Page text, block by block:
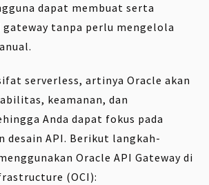
dapat membuat serta
tanpa perlu mengelola
serverless, artinya Oracle akan
keamanan, dan
Anda dapat fokus pada
desain API. Berikut langkah-
Oracle API Gateway di
(OCI):